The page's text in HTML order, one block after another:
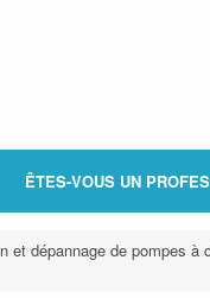
ÊTES-VOUS UN
et dépannage de pompes